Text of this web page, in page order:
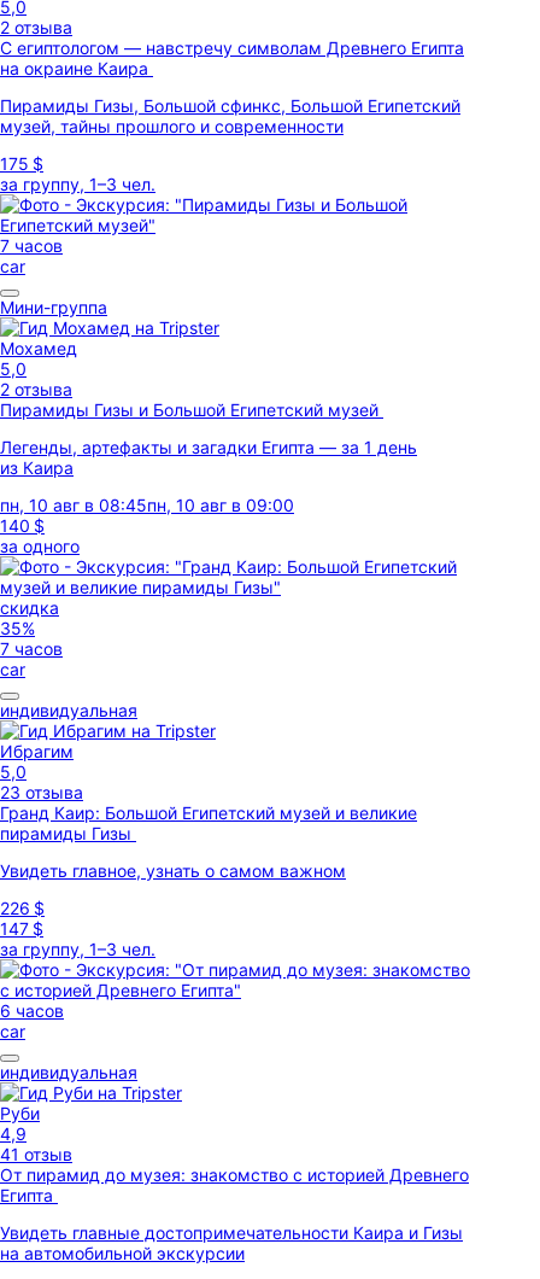
5,0
2 отзыва
С египтологом — навстречу символам Древнего Египта
на окраине Каира
Пирамиды Гизы, Большой сфинкс, Большой Египетский
музей, тайны прошлого и современности
175 $
за группу, 1–3 чел.
7 часов
car
Мини-группа
Мохамед
5,0
2 отзыва
Пирамиды Гизы и Большой Египетский музей
Легенды, артефакты и загадки Египта — за 1 день
из Каира
пн, 10 авг в 08:45пн, 10 авг в 09:00
140 $
за одного
скидка
35%
7 часов
car
индивидуальная
Ибрагим
5,0
23 отзыва
Гранд Каир: Большой Египетский музей и великие
пирамиды Гизы
Увидеть главное, узнать о самом важном
226 $
147 $
за группу, 1–3 чел.
6 часов
car
индивидуальная
Руби
4,9
41 отзыв
От пирамид до музея: знакомство с историей Древнего
Египта
Увидеть главные достопримечательности Каира и Гизы
на автомобильной экскурсии